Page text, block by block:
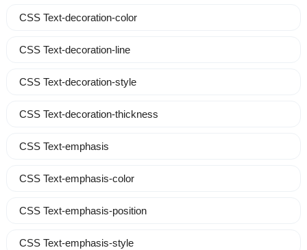
CSS Text-decoration-color
CSS Text-decoration-line
CSS Text-decoration-style
CSS Text-decoration-thickness
CSS Text-emphasis
CSS Text-emphasis-color
CSS Text-emphasis-position
CSS Text-emphasis-style